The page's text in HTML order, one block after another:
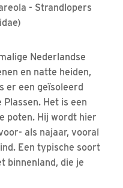
- Strandlopers
Nederlandse
en natte heiden,
er een geïsoleerd
Het is een
poten. Hij wordt hier
als najaar, vooral
Een typische soort
binnenland, die je